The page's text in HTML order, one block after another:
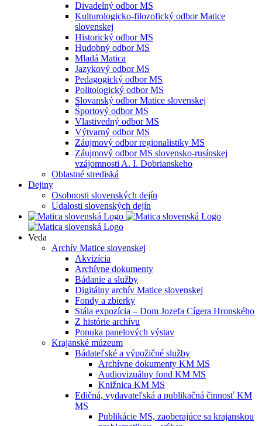
Divadelný odbor MS
Kulturologicko-filozofický odbor Matice
slovenskej
Historický odbor MS
Hudobný odbor MS
Mladá Matica
Jazykový odbor MS
Pedagogický odbor MS
Politologický odbor MS
Slovanský odbor Matice slovenskej
Športový odbor MS
Vlastivedný odbor MS
Výtvarný odbor MS
Záujmový odbor regionalistiky MS
Záujmový odbor MS slovensko-rusínskej
vzájomnosti A. I. Dobrianskeho
Oblastné strediská
Dejiny
Osobnosti slovenských dejín
Udalosti slovenských dejín
Veda
Archív Matice slovenskej
Akvizícia
Archívne dokumenty
Bádanie a služby
Digitálny archív Matice slovenskej
Fondy a zbierky
Stála expozícia – Dom Jozefa Cígera Hronského
Z histórie archívu
Ponuka panelových výstav
Krajanské múzeum
Bádateľské a výpožičné služby
Archívne dokumenty KM MS
Audiovizuálny fond KM MS
Knižnica KM MS
Edičná, vydavateľská a publikačná činnosť KM
MS
Publikácie MS, zaoberajúce sa krajanskou